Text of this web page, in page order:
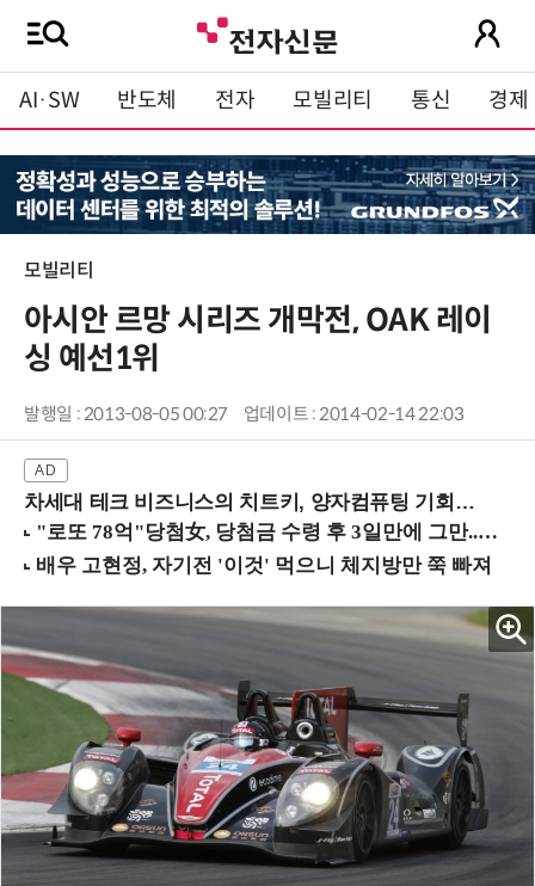
AI·SW 반도체 전자 모빌리티 통신 경제
모빌리티
아시안 르망 시리즈 개막전, OAK 레이
싱 예선1위
발행일 : 2013-08-05 00:27 업데이트 : 2014-02-14 22:03
차세대 테크 비즈니스의 치트키, 양자컴퓨팅 기회를 선점하라! (8/28 강남역)